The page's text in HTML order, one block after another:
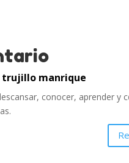
trujillo manrique
conocer, aprender y